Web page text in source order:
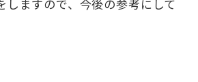
しますので、今後の参考にして